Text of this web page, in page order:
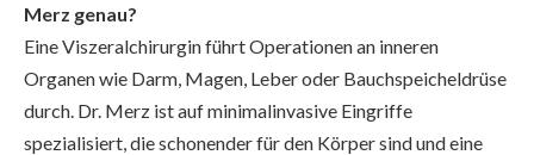
Merz genau?
Eine Viszeralchirurgin führt Operationen an inneren
Organen wie Darm, Magen, Leber oder Bauchspeicheldrüse
durch. Dr. Merz ist auf minimalinvasive Eingriffe
spezialisiert, die schonender für den Körper sind und eine